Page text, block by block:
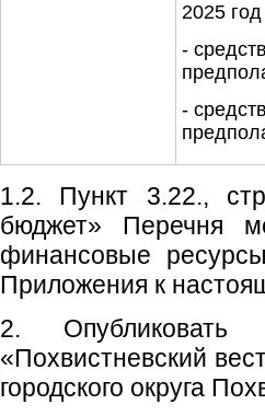
2025
-
-
1.2. Пункт 3.22.,
бюджет» Перечня
финансовые
Приложения к
2. Опубликовать
«Похвистневский
городского округа